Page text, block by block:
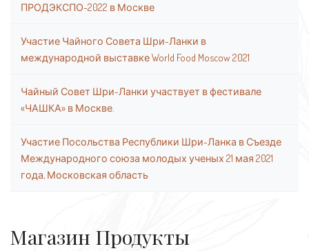
ПРОДЭКСПО-2022 в Москве
Участие Чайного Совета Шри-Ланки в
международной выставке World Food Moscow 2021
Чайный Совет Шри-Ланки участвует в фестивале
«ЧАШКА» в Москве.
Участие Посольства Республики Шри-Ланка в Съезде
Международного союза молодых ученых 21 мая 2021
года, Московская область
Магазин Продукты